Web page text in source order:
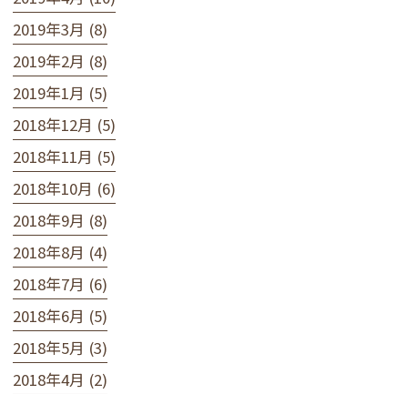
2019年3月 (8)
2019年2月 (8)
2019年1月 (5)
2018年12月 (5)
2018年11月 (5)
2018年10月 (6)
2018年9月 (8)
2018年8月 (4)
2018年7月 (6)
2018年6月 (5)
2018年5月 (3)
2018年4月 (2)